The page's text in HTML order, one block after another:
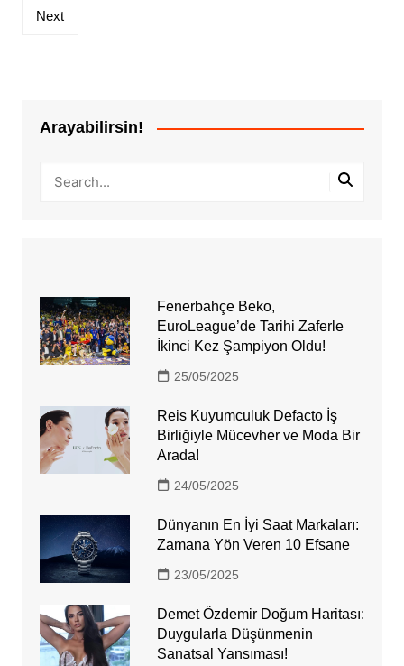
Next
Arayabilirsin!
Fenerbahçe Beko,
EuroLeague’de Tarihi Zaferle
İkinci Kez Şampiyon Oldu!
25/05/2025
Reis Kuyumculuk Defacto İş
Birliğiyle Mücevher ve Moda Bir
Arada!
24/05/2025
Dünyanın En İyi Saat Markaları:
Zamana Yön Veren 10 Efsane
23/05/2025
Demet Özdemir Doğum Haritası:
Duygularla Düşünmenin
Sanatsal Yansıması!